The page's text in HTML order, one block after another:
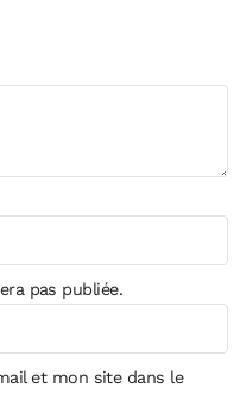
pas publiée.
et mon site dans le